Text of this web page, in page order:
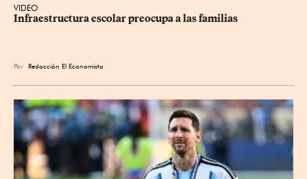
VIDEO
Infraestructura escolar preocupa a las familias
Por Redacción El Economista